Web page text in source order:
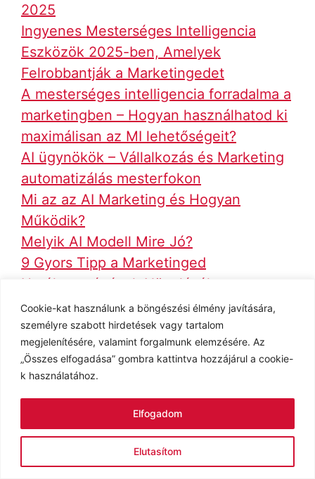
Cookie-kat használunk a böngészési élmény javítására,
személyre szabott hirdetések vagy tartalom
megjelenítésére, valamint forgalmunk elemzésére. Az
„Összes elfogadása” gombra kattintva hozzájárul a cookie-
k használatához.
Elutasítom
Elfogadom
2025
Ingyenes Mesterséges Intelligencia
Eszközök 2025-ben, Amelyek
Felrobbantják a Marketingedet
A mesterséges intelligencia forradalma a
marketingben – Hogyan használhatod ki
maximálisan az MI lehetőségeit?
AI ügynökök – Vállalkozás és Marketing
automatizálás mesterfokon
Mi az az AI Marketing és Hogyan
Működik?
Melyik AI Modell Mire Jó?
9 Gyors Tipp a Marketinged
Hatékonyságának Növeléséhez
Kategória
MARKETING, MESTERSÉGES
INTELLIGENCIA (AI)
Címkék
marketing,marketing,marketing 2026,
marketing kezdőknek
Melyik AI Modell Mire Jó? – Így Válassz AI